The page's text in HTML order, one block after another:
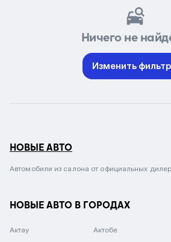
Ничего не
Изменить
НОВЫЕ АВТО
Автомобили из салона от официальных
НОВЫЕ АВТО В ГОРОДАХ
Актау Актобе